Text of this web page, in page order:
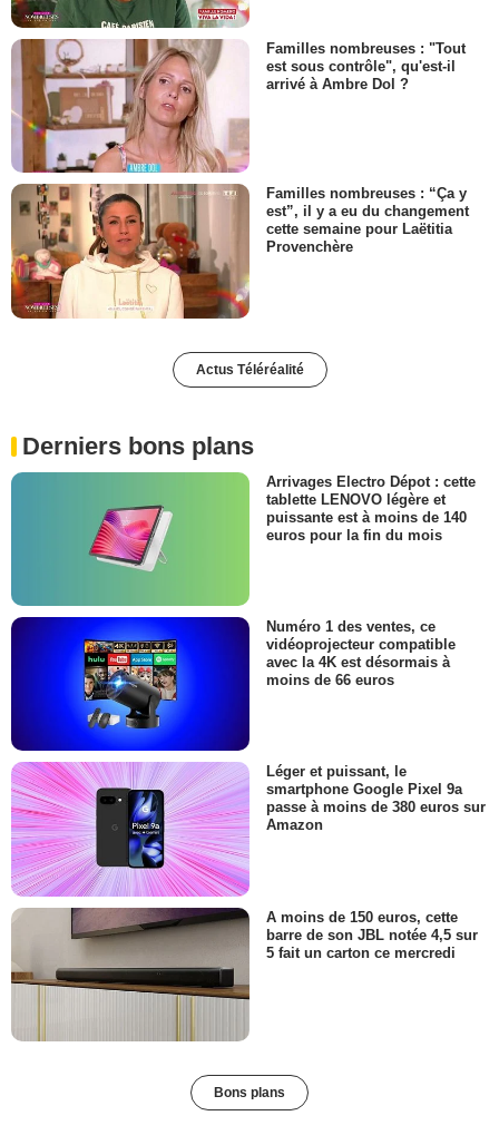
Familles nombreuses : "Tout
est sous contrôle", qu'est-il
arrivé à Ambre Dol ?
Familles nombreuses : “Ça y
est”, il y a eu du changement
cette semaine pour Laëtitia
Provenchère
Actus Téléréalité
Derniers bons plans
Arrivages Electro Dépot : cette
tablette LENOVO légère et
puissante est à moins de 140
euros pour la fin du mois
Numéro 1 des ventes, ce
vidéoprojecteur compatible
avec la 4K est désormais à
moins de 66 euros
Léger et puissant, le
smartphone Google Pixel 9a
passe à moins de 380 euros sur
Amazon
A moins de 150 euros, cette
barre de son JBL notée 4,5 sur
5 fait un carton ce mercredi
Bons plans